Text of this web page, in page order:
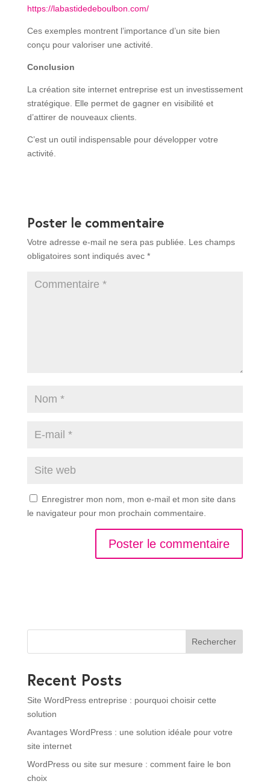
https://labastidedeboulbon.com/
Ces exemples montrent l’importance d’un site bien
conçu pour valoriser une activité.
Conclusion
La création site internet entreprise est un investissement
stratégique. Elle permet de gagner en visibilité et
d’attirer de nouveaux clients.
C’est un outil indispensable pour développer votre
activité.
Poster le commentaire
Votre adresse e-mail ne sera pas publiée.
Les champs
obligatoires sont indiqués avec *
Enregistrer mon nom, mon e-mail et mon site dans
le navigateur pour mon prochain commentaire.
Rechercher
Recent Posts
Site WordPress entreprise : pourquoi choisir cette
solution
Avantages WordPress : une solution idéale pour votre
site internet
WordPress ou site sur mesure : comment faire le bon
choix